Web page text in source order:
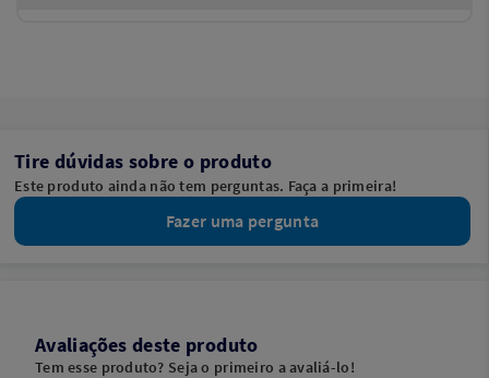
Tire dúvidas sobre o produto
Este produto ainda não tem perguntas. Faça a primeira!
Fazer uma pergunta
Avaliações deste produto
Tem esse produto? Seja o primeiro a avaliá-lo!